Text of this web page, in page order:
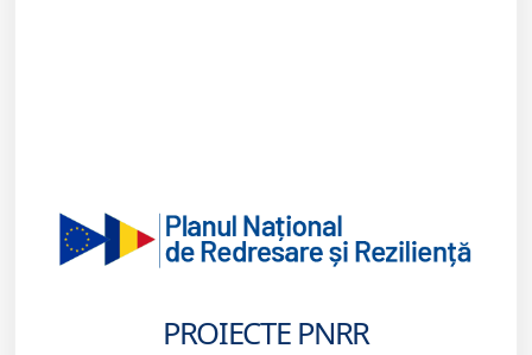
PROIECTE PNRR